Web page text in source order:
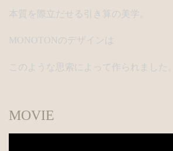
本質を際立だせる引き算の美学。
MONOTONのデザインは
このような思索によって作られました。
MOVIE